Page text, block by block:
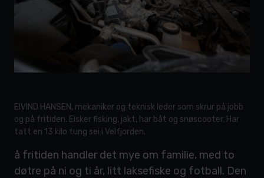
EIVIND HANSEN, mekaniker og teknisk leder som skrur på jobb
og på fritiden. Elsker fisking, jakt, har båt og snøscooter. Har
tatt en 13 kilo tung sei i Velfjorden.
å fritiden handler det mye om familie, med to
døtre på ni og ti år, litt laksefiske og fotball. Den